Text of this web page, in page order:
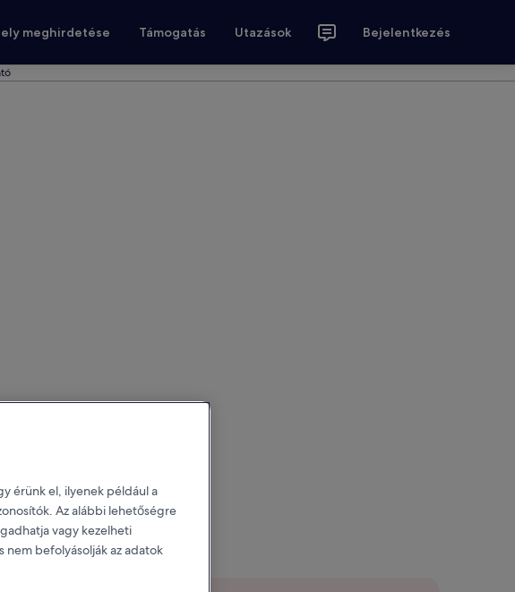
meghirdetése Támogatás Utazások Bejelentkezés
érünk el, ilyenek például a
Az alábbi lehetőségre
vagy kezelheti
nem befolyásolják az adatok